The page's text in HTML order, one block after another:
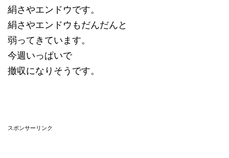
絹さやエンドウです。
絹さやエンドウもだんだんと
弱ってきています。
今週いっぱいで
撤収になりそうです。
スポンサーリンク